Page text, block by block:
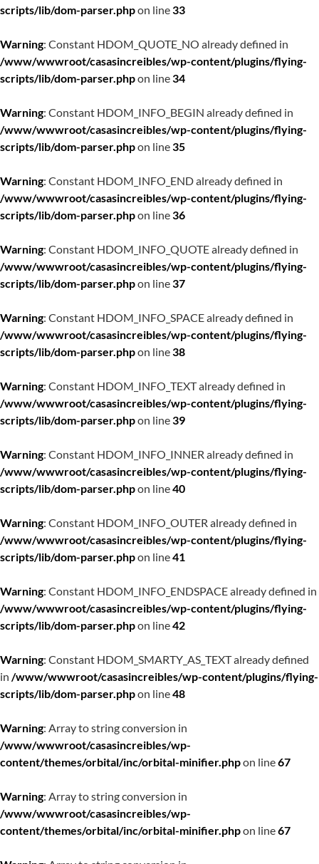
scripts/lib/dom-parser.phpon line33
Warning: Constant HDOM_QUOTE_NO already defined in
/www/wwwroot/casasincreibles/wp-content/plugins/flying-
scripts/lib/dom-parser.phpon line34
Warning: Constant HDOM_INFO_BEGIN already defined in
/www/wwwroot/casasincreibles/wp-content/plugins/flying-
scripts/lib/dom-parser.phpon line35
Warning: Constant HDOM_INFO_END already defined in
/www/wwwroot/casasincreibles/wp-content/plugins/flying-
scripts/lib/dom-parser.phpon line36
Warning: Constant HDOM_INFO_QUOTE already defined in
/www/wwwroot/casasincreibles/wp-content/plugins/flying-
scripts/lib/dom-parser.phpon line37
Warning: Constant HDOM_INFO_SPACE already defined in
/www/wwwroot/casasincreibles/wp-content/plugins/flying-
scripts/lib/dom-parser.phpon line38
Warning: Constant HDOM_INFO_TEXT already defined in
/www/wwwroot/casasincreibles/wp-content/plugins/flying-
scripts/lib/dom-parser.phpon line39
Warning: Constant HDOM_INFO_INNER already defined in
/www/wwwroot/casasincreibles/wp-content/plugins/flying-
scripts/lib/dom-parser.phpon line40
Warning: Constant HDOM_INFO_OUTER already defined in
/www/wwwroot/casasincreibles/wp-content/plugins/flying-
scripts/lib/dom-parser.phpon line41
Warning: Constant HDOM_INFO_ENDSPACE already defined in
/www/wwwroot/casasincreibles/wp-content/plugins/flying-
scripts/lib/dom-parser.phpon line42
Warning: Constant HDOM_SMARTY_AS_TEXT already defined
in /www/wwwroot/casasincreibles/wp-content/plugins/flying-
scripts/lib/dom-parser.phpon line48
Warning: Array to string conversion in
/www/wwwroot/casasincreibles/wp-
content/themes/orbital/inc/orbital-minifier.phpon line67
Warning: Array to string conversion in
/www/wwwroot/casasincreibles/wp-
content/themes/orbital/inc/orbital-minifier.phpon line67